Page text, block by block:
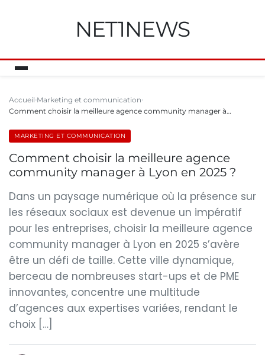
NET1NEWS
Accueil Marketing et communication
Comment choisir la meilleure agence community manager à…
MARKETING ET COMMUNICATION
Comment choisir la meilleure agence
community manager à Lyon en 2025 ?
Dans un paysage numérique où la présence sur
les réseaux sociaux est devenue un impératif
pour les entreprises, choisir la meilleure agence
community manager à Lyon en 2025 s’avère
être un défi de taille. Cette ville dynamique,
berceau de nombreuses start-ups et de PME
innovantes, concentre une multitude
d’agences aux expertises variées, rendant le
choix […]